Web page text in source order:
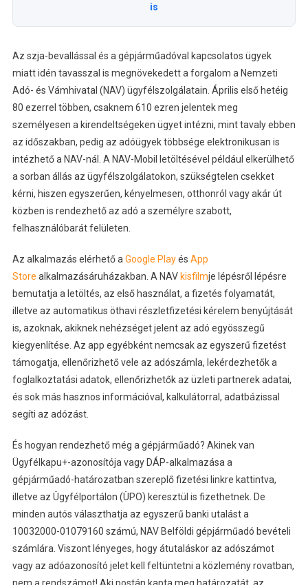
is
Az szja-bevallással és a gépjárműadóval kapcsolatos ügyek
miatt idén tavasszal is megnövekedett a forgalom a Nemzeti
Adó- és Vámhivatal (NAV) ügyfélszolgálatain. Április első hetéig
80 ezerrel többen, csaknem 610 ezren jelentek meg
személyesen a kirendeltségeken ügyet intézni, mint tavaly ebben
az időszakban, pedig az adóügyek többsége elektronikusan is
intézhető a NAV-nál. A NAV-Mobil letöltésével például elkerülhető
a sorban állás az ügyfélszolgálatokon, szükségtelen csekket
kérni, hiszen egyszerűen, kényelmesen, otthonról vagy akár út
közben is rendezhető az adó a személyre szabott,
felhasználóbarát felületen.
Az alkalmazás elérhető a Google Playés App
Store alkalmazásáruházakban. A NAV kisfilmje lépésről lépésre
bemutatja a letöltés, az első használat, a fizetés folyamatát,
illetve az automatikus öthavi részletfizetési kérelem benyújtását
is, azoknak, akiknek nehézséget jelent az adó egyösszegű
kiegyenlítése. Az app egyébként nemcsak az egyszerű fizetést
támogatja, ellenőrizhető vele az adószámla, lekérdezhetők a
foglalkoztatási adatok, ellenőrizhetők az üzleti partnerek adatai,
és sok más hasznos információval, kalkulátorral, adatbázissal
segíti az adózást.
És hogyan rendezhető még a gépjárműadó? Akinek van
Ügyfélkapu+-azonosítója vagy DÁP-alkalmazása a
gépjárműadó-határozatban szereplő fizetési linkre kattintva,
illetve az Ügyfélportálon (ÜPO) keresztül is fizethetnek. De
minden autós választhatja az egyszerű banki utalást a
10032000-01079160 számú, NAV Belföldi gépjárműadó bevételi
számlára. Viszont lényeges, hogy átutaláskor az adószámot
vagy az adóazonosító jelet kell feltüntetni a közlemény rovatban,
nem a rendszámot! Aki postán kapta meg határozatát, az